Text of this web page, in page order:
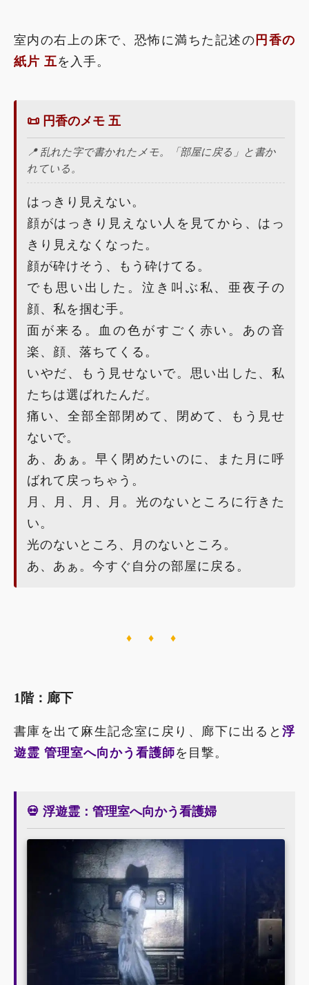
室内の右上の床で、恐怖に満ちた記述の 円香の
紙片 五を入手。
📜 円香のメモ 五
📍 乱れた字で書かれたメモ。「部屋に戻る」と書か
れている。
はっきり見えない。
顔がはっきり見えない人を見てから、はっ
きり見えなくなった。
顔が砕けそう、もう砕けてる。
でも思い出した。泣き叫ぶ私、亜夜子の
顔、私を掴む手。
面が来る。血の色がすごく赤い。あの音
楽、顔、落ちてくる。
いやだ、もう見せないで。思い出した、私
たちは選ばれたんだ。
痛い、全部全部閉めて、閉めて、もう見せ
ないで。
あ、あぁ。早く閉めたいのに、また月に呼
ばれて戻っちゃう。
月、月、月、月。光のないところに行きた
い。
光のないところ、月のないところ。
あ、あぁ。今すぐ自分の部屋に戻る。
♦ ♦ ♦
1階：廊下
書庫を出て麻生記念室に戻り、廊下に出ると 浮
遊霊 管理室へ向かう看護師を目撃。
💀 浮遊霊：管理室へ向かう看護婦